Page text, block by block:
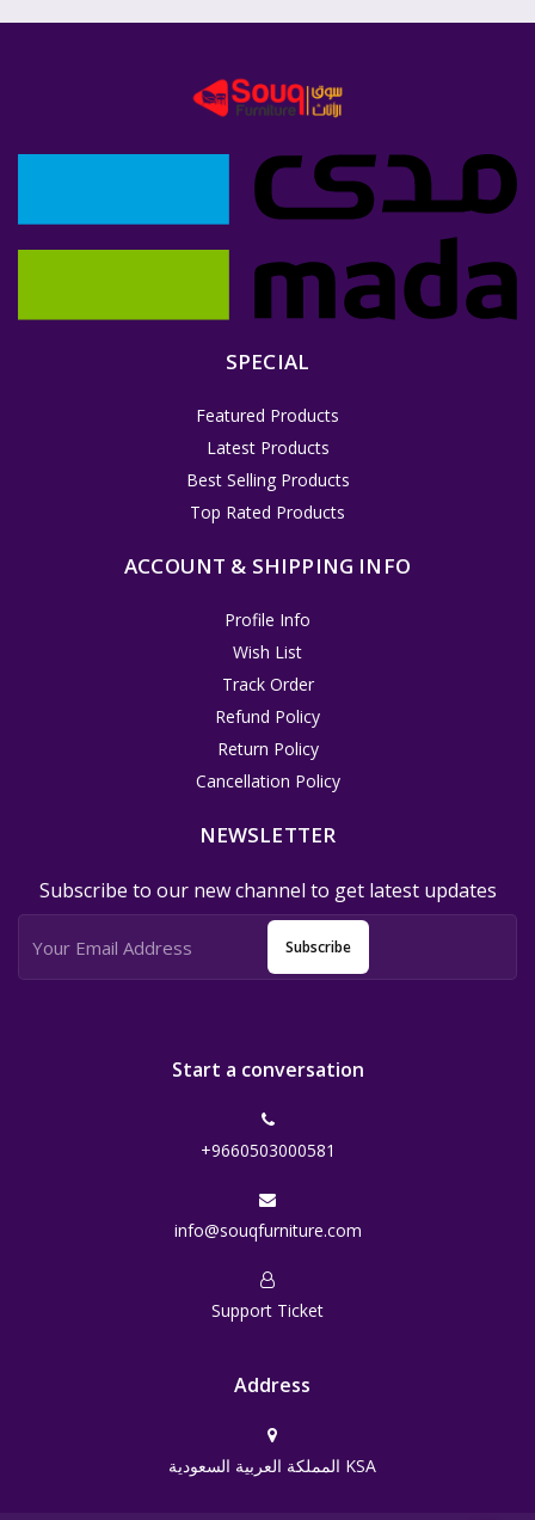
SPECIAL
Featured Products
Latest Products
Best Selling Products
Top Rated Products
ACCOUNT & SHIPPING INFO
Profile Info
Wish List
Track Order
Refund Policy
Return Policy
Cancellation Policy
NEWSLETTER
Subscribe to our new channel to get latest updates
Subscribe
Start a conversation
+9660503000581
info@souqfurniture.com
Support Ticket
Address
المملكة العربية السعودية KSA